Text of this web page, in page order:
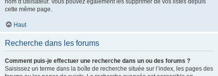
nom d’utilisateur. Vous pouvez également les supprimer de vos listes depuis
cette même page.
Haut
Recherche dans les forums
Comment puis-je effectuer une recherche dans un ou des forums ?
Saisissez un terme dans la boîte de recherche située sur l’index, les pages des